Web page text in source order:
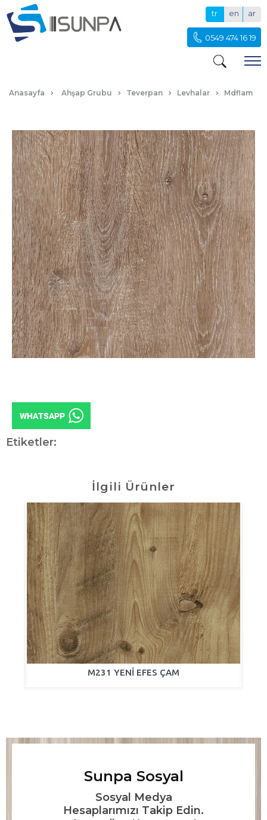
tr en ar
0549 474 16 19
Anasayfa Ahşap Grubu Teverpan Levhalar Mdflam
Etiketler:
İlgili Ürünler
M231 YENİ EFES ÇAM
Sunpa Sosyal
Sosyal Medya
Hesaplarımızı Takip Edin.